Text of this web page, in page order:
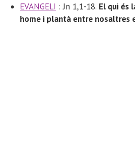
EVANGELI : Jn 1,1-18. El qui és
home i plantà entre nosaltres